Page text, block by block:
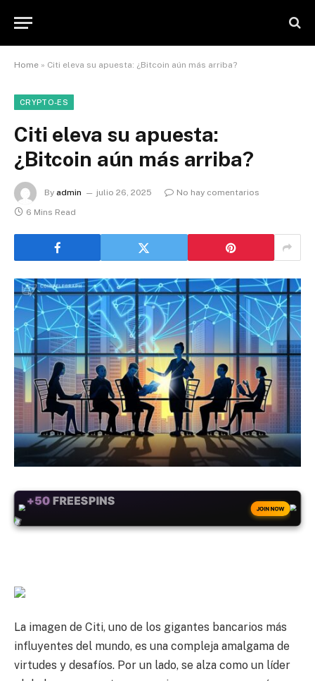
Home » Citi eleva su apuesta: ¿Bitcoin aún más arriba?
CRYPTO-ES
Citi eleva su apuesta:
¿Bitcoin aún más arriba?
By admin julio 26, 2025
No hay comentarios
6 Mins Read
+50 FREESPINS
JOIN NOW
La imagen de Citi, uno de los gigantes bancarios más
influyentes del mundo, es una compleja amalgama de
virtudes y desafíos. Por un lado, se alza como un líder